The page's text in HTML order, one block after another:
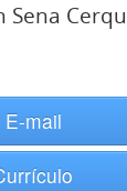
Sena
E-mail